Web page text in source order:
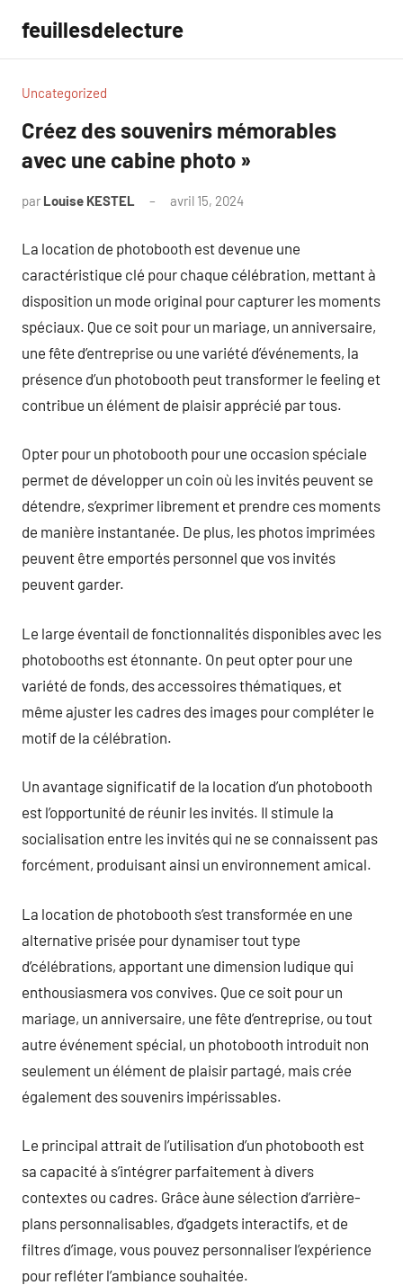
contenu
feuillesdelecture
Uncategorized
Créez des souvenirs mémorables
avec une cabine photo »
par Louise KESTEL avril 15, 2024
La location de photobooth est devenue une
caractéristique clé pour chaque célébration, mettant à
disposition un mode original pour capturer les moments
spéciaux. Que ce soit pour un mariage, un anniversaire,
une fête d’entreprise ou une variété d’événements, la
présence d’un photobooth peut transformer le feeling et
contribue un élément de plaisir apprécié par tous.
Opter pour un photobooth pour une occasion spéciale
permet de développer un coin où les invités peuvent se
détendre, s’exprimer librement et prendre ces moments
de manière instantanée. De plus, les photos imprimées
peuvent être emportés personnel que vos invités
peuvent garder.
Le large éventail de fonctionnalités disponibles avec les
photobooths est étonnante. On peut opter pour une
variété de fonds, des accessoires thématiques, et
même ajuster les cadres des images pour compléter le
motif de la célébration.
Un avantage significatif de la location d’un photobooth
est l’opportunité de réunir les invités. Il stimule la
socialisation entre les invités qui ne se connaissent pas
forcément, produisant ainsi un environnement amical.
La location de photobooth s’est transformée en une
alternative prisée pour dynamiser tout type
d’célébrations, apportant une dimension ludique qui
enthousiasmera vos convives. Que ce soit pour un
mariage, un anniversaire, une fête d’entreprise, ou tout
autre événement spécial, un photobooth introduit non
seulement un élément de plaisir partagé, mais crée
également des souvenirs impérissables.
Le principal attrait de l’utilisation d’un photobooth est
sa capacité à s’intégrer parfaitement à divers
contextes ou cadres. Grâce àune sélection d’arrière-
plans personnalisables, d’gadgets interactifs, et de
filtres d’image, vous pouvez personnaliser l’expérience
pour refléter l’ambiance souhaitée.